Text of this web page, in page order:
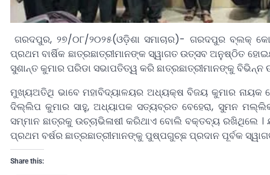
ଗରଦପୁର, ୨୭/୦୮/୨୦୨୫(ଓଡ଼ିଶା ସମାଚାର)- ଗରଦପୁର ବ୍ଲକ୍
ପ୍ରଥମ ବାର୍ଷିକ ଛାତ୍ରଛାତ୍ରୀମାନଙ୍କ ସ୍ୱାଗତ ଉତ୍ସବ ଅନୁଷ୍ଠିତ
ସୁଶାନ୍ତ କୁମାର ପରିଡା ସଭାପତିତ୍ୱ କରି ଛାତ୍ରଛାତ୍ରୀମାନଙ୍କୁ
ମୁଖ୍ୟଅତିଥି ଭାବେ ମହାବିଦ୍ୟାଳୟର ଅଧ୍ୟକ୍ଷ ବିଜୟ କୁମାର ନାୟକ
ଦିଲ୍ଲିପ କୁମାର ସାହୁ, ଅଧ୍ୟାପକ ସତ୍ୟବ୍ରତ ବେହେରା, ସୁମନ
ସମ୍ମାନ ଛାତ୍ରକୁ ଉଚ୍ଚାଭିଳାଷୀ କରିଥାଏ ବୋଲି ବକ୍ତବ୍ୟ ରଖିଥିଲେ ।
ପ୍ରଥମ ବର୍ଷର ଛାତ୍ରଛାତ୍ରୀମାନଙ୍କୁ ପୁଷ୍ପଗୁଚ୍ଛ ପ୍ରଦାନ ପୂର୍ବକ
Share this: